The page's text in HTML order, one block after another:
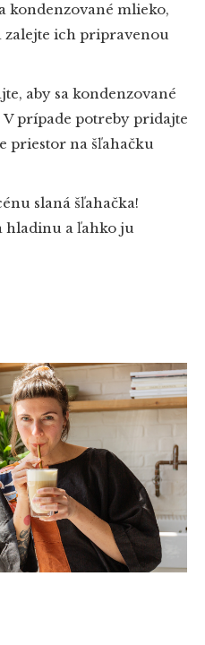
kondenzované mlieko,
zalejte ich pripravenou
aby sa kondenzované
prípade potreby pridajte
priestor na šľahačku
slaná šľahačka!
hladinu a ľahko ju